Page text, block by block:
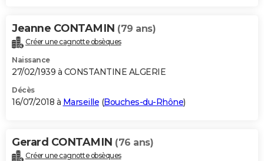
Jeanne CONTAMIN (79 ans)
Créer une cagnotte obsèques
Naissance
27/02/1939 à CONSTANTINE ALGERIE
Décès
16/07/2018 à Marseille (Bouches-du-Rhône)
Gerard CONTAMIN (76 ans)
Créer une cagnotte obsèques